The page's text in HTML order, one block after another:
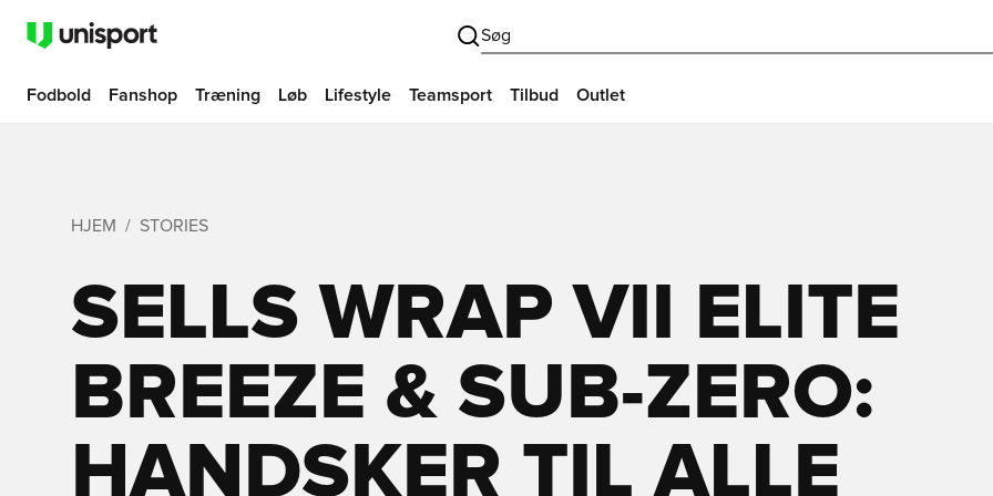
Søg
Fodbold Fanshop Træning Løb Lifestyle Teamsport Tilbud Outlet
HJEM STORIES
SELLS WRAP VII ELITE
BREEZE & SUB-ZERO:
HANDSKER TIL ALLE